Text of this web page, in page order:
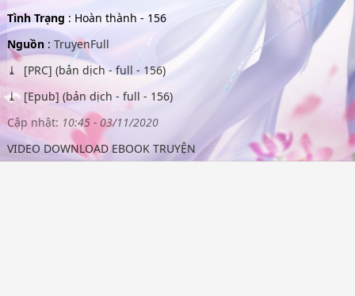
Tình Trạng : Hoàn thành - 156
Nguồn: TruyenFull
[PRC] (bản dịch - full - 156)
[Epub] (bản dịch - full - 156)
Cập nhật: 10:45 - 03/11/2020
VIDEO DOWNLOAD EBOOK TRUYỆN